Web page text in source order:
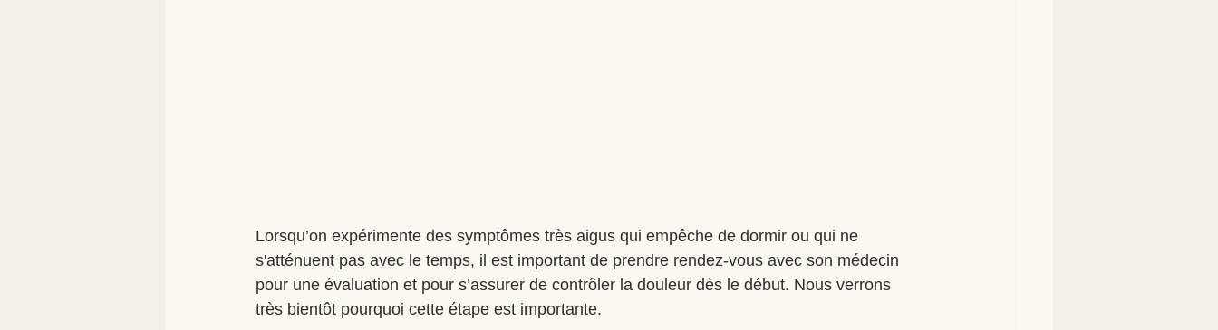
Lorsqu’on expérimente des symptômes très aigus qui empêche de dormir ou qui ne
s'atténuent pas avec le temps, il est important de prendre rendez-vous avec son médecin
pour une évaluation et pour s’assurer de contrôler la douleur dès le début. Nous verrons
très bientôt pourquoi cette étape est importante.